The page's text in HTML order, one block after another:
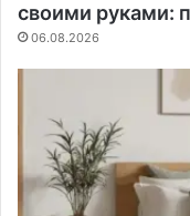
своими руками:
06.08.2026